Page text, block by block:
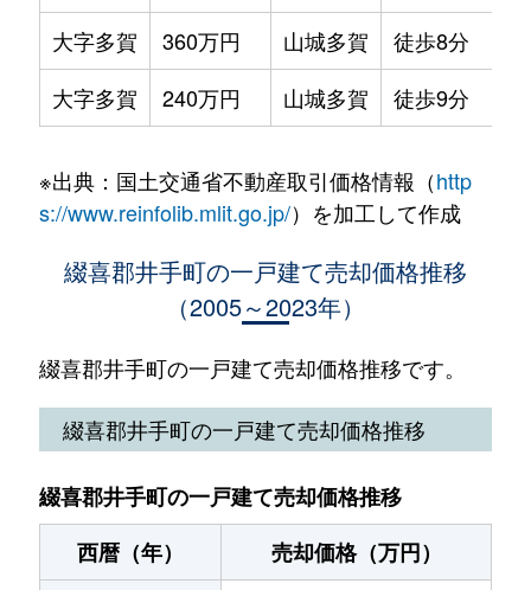
大字多賀
360万円 山城多賀 徒歩8分
大字多賀
240万円 山城多賀 徒歩9分
※出典：国土交通省不動産取引価格情報（http
s://www.reinfolib.mlit.go.jp/）を加工して作成
綴喜郡井手町の一戸建て売却価格推移
（2005～2023年）
綴喜郡井手町の一戸建て売却価格推移です。
綴喜郡井手町の一戸建て売却価格推移
綴喜郡井手町の一戸建て売却価格推移
西暦（年）
売却価格（万円）